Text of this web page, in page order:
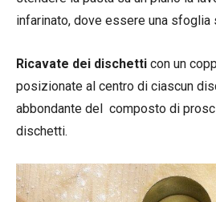
infarinato, dove essere una sfoglia
Ricavate dei dischetti con un
posizionate al centro di ciascun
abbondante del composto di
dischetti.